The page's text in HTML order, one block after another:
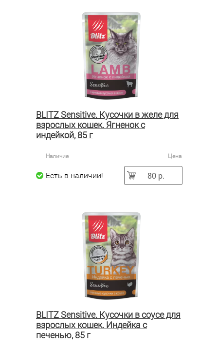
BLITZ Sensitive. Кусочки в желе для
взрослых кошек. Ягненок с
индейкой, 85 г
Наличие Цена
Есть в наличии! 80 р.
BLITZ Sensitive. Кусочки в соусе для
взрослых кошек. Индейка с
печенью, 85 г